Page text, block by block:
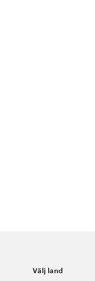
Välj land